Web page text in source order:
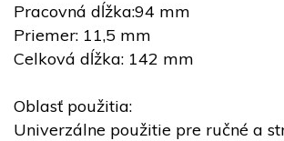
Pracovná dĺžka:94 mm
Priemer: 11,5 mm
Celková dĺžka: 142 mm
Oblasť použitia:
Univerzálne použitie pre ručné a